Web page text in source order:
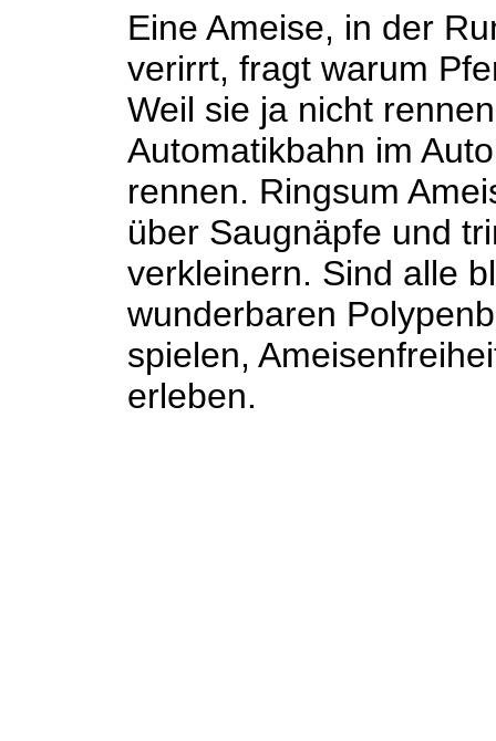
Eine Ameise, in der
verirrt, fragt warum
Weil sie ja nicht
Automatikbahn im
rennen. Ringsum
über Saugnäpfe und
verkleinern. Sind alle
wunderbaren
spielen,
erleben.